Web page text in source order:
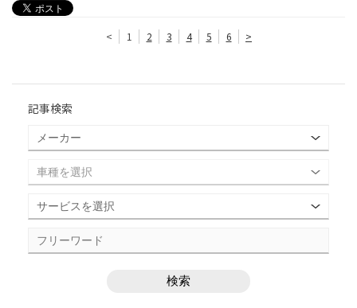
< 1 2 3 4 5 6 >
記事検索